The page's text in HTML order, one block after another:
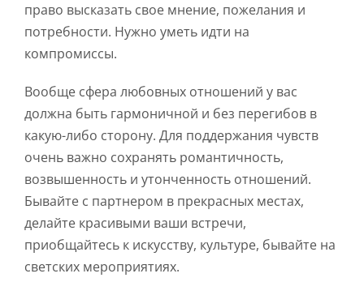
право высказать свое мнение, пожелания и
потребности. Нужно уметь идти на
компромиссы.
Вообще сфера любовных отношений у вас
должна быть гармоничной и без перегибов в
какую-либо сторону. Для поддержания чувств
очень важно сохранять романтичность,
возвышенность и утонченность отношений.
Бывайте с партнером в прекрасных местах,
делайте красивыми ваши встречи,
приобщайтесь к искусству, культуре, бывайте на
светских мероприятиях.